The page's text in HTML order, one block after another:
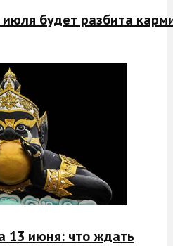
будет разбита
13 июня: что ждать